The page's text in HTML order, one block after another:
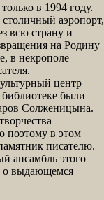
в 1994 году.
аэропорт,
всю страну и
на Родину
в некрополе
центр
были
Солженицына.
поэтому в этом
писателю.
ансамбль этого
о выдающемся